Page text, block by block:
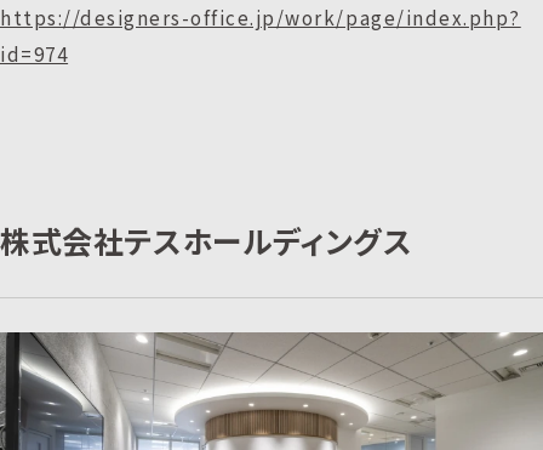
https://designers-office.jp/work/page/index.php?
id=974
株式会社テスホールディングス